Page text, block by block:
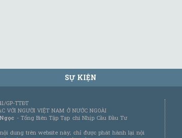
SỰ KIỆN
GP-TTĐT
VỚI NGƯỜI VIỆT NAM Ở NƯỚC NGOÀI
- Tổng Biên Tập Tạp chí Nhịp Cầu Đầu Tư
dung trên website này; chỉ được phát hành lại nội